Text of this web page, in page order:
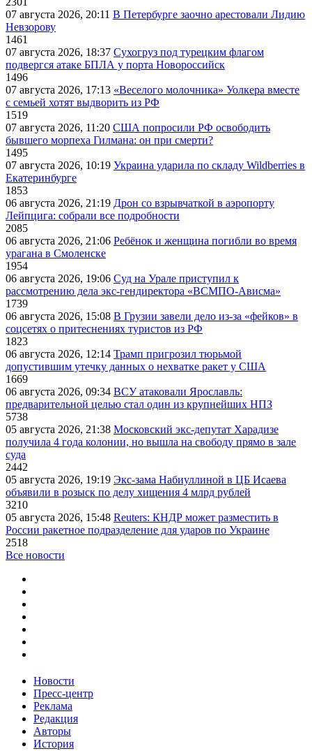
07 августа 2026, 20:11 В Петербурге заочно арестовали Лидию
Невзорову
1461
07 августа 2026, 18:37 Сухогруз под турецким флагом
подвергся атаке БПЛА у порта Новороссийск
1496
07 августа 2026, 17:13 «Веселого молочника» Уолкера вместе
с семьей хотят выдворить из РФ
1519
07 августа 2026, 11:20 США попросили РФ освободить
бывшего морпеха Гилмана: он при смерти?
1495
07 августа 2026, 10:19 Украина ударила по складу Wildberries в
Екатеринбурге
1853
06 августа 2026, 21:19 Дрон со взрывчаткой в аэропорту
Лейпцига: собрали все подробности
2085
06 августа 2026, 21:06 Ребёнок и женщина погибли во время
урагана в Смоленске
1954
06 августа 2026, 19:06 Суд на Урале приступил к
рассмотрению дела экс-гендиректора «ВСМПО-Ависма»
1739
06 августа 2026, 15:08 В Грузии завели дело из-за «фейков» в
соцсетях о притеснениях туристов из РФ
1823
06 августа 2026, 12:14 Трамп пригрозил тюрьмой
допустившим утечку данных о нехватке ракет у США
1669
06 августа 2026, 09:34 ВСУ атаковали Ярославль:
предварительной целью стал один из крупнейших НПЗ
5738
05 августа 2026, 21:38 Московский экс-депутат Харадизе
получила 4 года колонии, но вышла на свободу прямо в зале
суда
2442
05 августа 2026, 19:19 Экс-зама Набиуллиной в ЦБ Исаева
объявили в розыск по делу хищения 4 млрд рублей
3210
05 августа 2026, 15:48 Reuters: КНДР может разместить в
России ракетное подразделение для ударов по Украине
2518
Все новости
Новости
Пресс-центр
Реклама
Редакция
Авторы
История